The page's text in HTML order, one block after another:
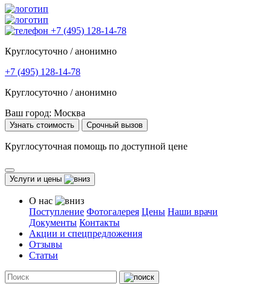
+7 (495) 128-14-78
Круглосуточно / анонимно
+7 (495) 128-14-78
Круглосуточно / анонимно
Ваш город: Москва
Узнать стоимость Срочный вызов
Круглосуточная помощь по доступной цене
Услуги и цены
О нас
Поступление Фотогалерея Цены Наши врачи
Документы Контакты
Акции и спецпредложения
Отзывы
Статьи